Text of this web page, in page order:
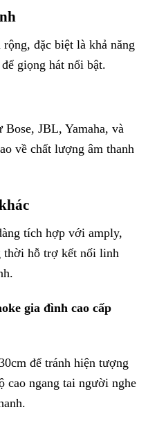
đặc biệt là khả năng
giọng hát nổi bật.
JBL, Yamaha, và
về chất lượng âm thanh
tích hợp với amply,
thời hỗ trợ kết nối linh
gia đình cao cấp
để tránh hiện tượng
cao ngang tai người nghe